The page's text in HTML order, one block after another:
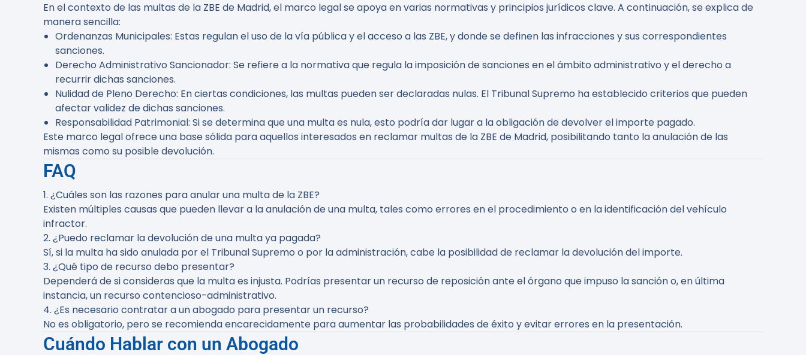
En el contexto de las multas de la ZBE de Madrid, el marco legal se apoya en varias normativas y principios jurídicos clave. A continuación, se explica de
manera sencilla:
Ordenanzas Municipales: Estas regulan el uso de la vía pública y el acceso a las ZBE, y donde se definen las infracciones y sus correspondientes
sanciones.
Derecho Administrativo Sancionador: Se refiere a la normativa que regula la imposición de sanciones en el ámbito administrativo y el derecho a
recurrir dichas sanciones.
Nulidad de Pleno Derecho: En ciertas condiciones, las multas pueden ser declaradas nulas. El Tribunal Supremo ha establecido criterios que pueden
afectar validez de dichas sanciones.
Responsabilidad Patrimonial: Si se determina que una multa es nula, esto podría dar lugar a la obligación de devolver el importe pagado.
Este marco legal ofrece una base sólida para aquellos interesados en reclamar multas de la ZBE de Madrid, posibilitando tanto la anulación de las
mismas como su posible devolución.
FAQ
1. ¿Cuáles son las razones para anular una multa de la ZBE?
Existen múltiples causas que pueden llevar a la anulación de una multa, tales como errores en el procedimiento o en la identificación del vehículo
infractor.
2. ¿Puedo reclamar la devolución de una multa ya pagada?
Sí, si la multa ha sido anulada por el Tribunal Supremo o por la administración, cabe la posibilidad de reclamar la devolución del importe.
3. ¿Qué tipo de recurso debo presentar?
Dependerá de si consideras que la multa es injusta. Podrías presentar un recurso de reposición ante el órgano que impuso la sanción o, en última
instancia, un recurso contencioso-administrativo.
4. ¿Es necesario contratar a un abogado para presentar un recurso?
No es obligatorio, pero se recomienda encarecidamente para aumentar las probabilidades de éxito y evitar errores en la presentación.
Cuándo Hablar con un Abogado